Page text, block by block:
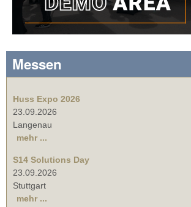
Messen
Huss Expo 2026
23.09.2026
Langenau
mehr ...
S14 Solutions Day
23.09.2026
Stuttgart
mehr ...